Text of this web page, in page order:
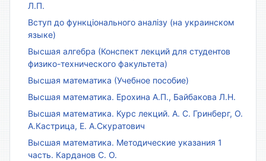
Л.П.
Вступ до функціонального аналізу (на украинском
языке)
Высшая алгебра (Конспект лекций для студентов
физико-технического факультета)
Высшая математика (Учебное пособие)
Высшая математика. Ерохина А.П., Байбакова Л.Н.
Высшая математика. Курс лекций. А. С. Гринберг, О.
А.Кастрица, Е. А.Скуратович
Высшая математика. Методические указания 1
часть. Карданов С. О.